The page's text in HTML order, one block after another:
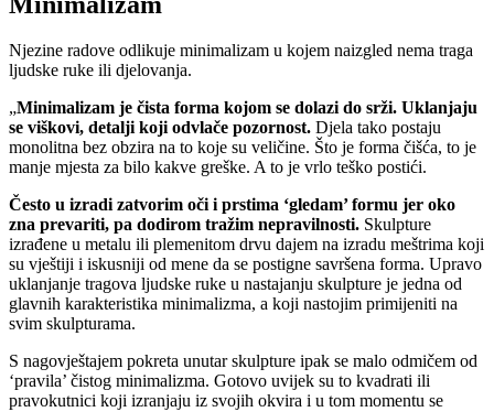
Njezine radove odlikuje minimalizam u kojem naizgled nema traga
ljudske ruke ili djelovanja.
„Minimalizam je čista forma kojom se dolazi do srži. Uklanjaju
se viškovi, detalji koji odvlače pozornost. Djela tako postaju
monolitna bez obzira na to koje su veličine. Što je forma čišća, to je
manje mjesta za bilo kakve greške. A to je vrlo teško postići.
Često u izradi zatvorim oči i prstima ‘gledam’ formu jer oko
zna prevariti, pa dodirom tražim nepravilnosti. Skulpture
izrađene u metalu ili plemenitom drvu dajem na izradu meštrima koji
su vještiji i iskusniji od mene da se postigne savršena forma. Upravo
uklanjanje tragova ljudske ruke u nastajanju skulpture je jedna od
glavnih karakteristika minimalizma, a koji nastojim primijeniti na
svim skulpturama.
S nagovještajem pokreta unutar skulpture ipak se malo odmičem od
‘pravila’ čistog minimalizma. Gotovo uvijek su to kvadrati ili
pravokutnici koji izranjaju iz svojih okvira i u tom momentu se